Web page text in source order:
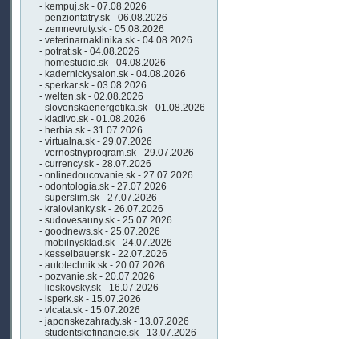
- kempuj.sk - 07.08.2026
- penziontatry.sk - 06.08.2026
- zemnevruty.sk - 05.08.2026
- veterinarnaklinika.sk - 04.08.2026
- potrat.sk - 04.08.2026
- homestudio.sk - 04.08.2026
- kadernickysalon.sk - 04.08.2026
- sperkar.sk - 03.08.2026
- welten.sk - 02.08.2026
- slovenskaenergetika.sk - 01.08.2026
- kladivo.sk - 01.08.2026
- herbia.sk - 31.07.2026
- virtualna.sk - 29.07.2026
- vernostnyprogram.sk - 29.07.2026
- currency.sk - 28.07.2026
- onlinedoucovanie.sk - 27.07.2026
- odontologia.sk - 27.07.2026
- superslim.sk - 27.07.2026
- kralovianky.sk - 26.07.2026
- sudovesauny.sk - 25.07.2026
- goodnews.sk - 25.07.2026
- mobilnysklad.sk - 24.07.2026
- kesselbauer.sk - 22.07.2026
- autotechnik.sk - 20.07.2026
- pozvanie.sk - 20.07.2026
- lieskovsky.sk - 16.07.2026
- isperk.sk - 15.07.2026
- vlcata.sk - 15.07.2026
- japonskezahrady.sk - 13.07.2026
- studentskefinancie.sk - 13.07.2026